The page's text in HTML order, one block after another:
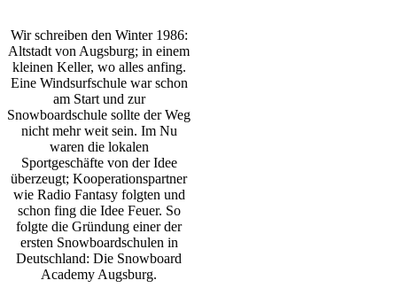
Wir schreiben den Winter 1986:
Altstadt von Augsburg; in einem
kleinen Keller, wo alles anfing.
Eine Windsurfschule war schon
am Start und zur
Snowboardschule sollte der Weg
nicht mehr weit sein. Im Nu
waren die lokalen
Sportgeschäfte von der Idee
überzeugt; Kooperationspartner
wie Radio Fantasy folgten und
schon fing die Idee Feuer. So
folgte die Gründung einer der
ersten Snowboardschulen in
Deutschland: Die Snowboard
Academy Augsburg.